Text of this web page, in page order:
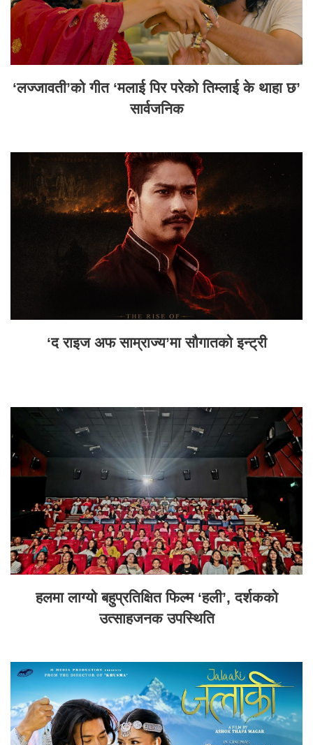
‘लज्जावती’को गीत ‘मलाई पिर परेको तिम्लाई के थाहा छ’
सार्वजनिक
‘द राइज अफ साम्राज्य’मा सौगातको इन्ट्री
हलमा लाग्यो बहुप्रतिक्षित फिल्म ‘हली’, दर्शकको
उत्साहजनक उपस्थिति